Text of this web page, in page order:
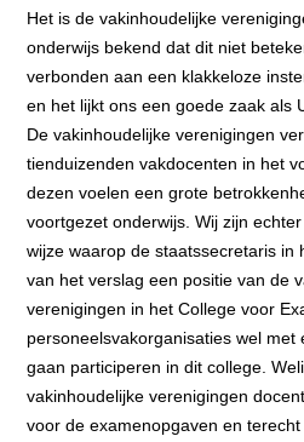
Het is de vakinhoudelijke
onderwijs bekend dat dit niet
verbonden aan een klakkeloze
en het lijkt ons een goede zaak als
De vakinhoudelijke verenigingen
tienduizenden vakdocenten in het
dezen voelen een grote
voortgezet onderwijs. Wij zijn
wijze waarop de staatssecretaris in
van het verslag een positie van de
verenigingen in het College voor
personeelsvakorganisaties wel
gaan participeren in dit college.
vakinhoudelijke verenigingen
voor de examenopgaven en